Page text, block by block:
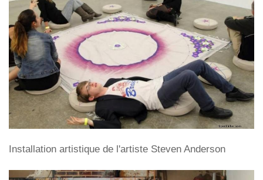
Installation artistique de l'artiste Steven Anderson